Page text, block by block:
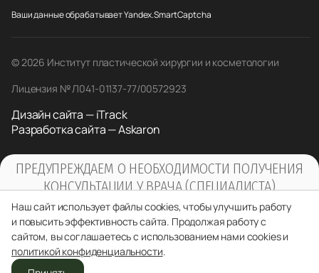
Ваши данные обрабатывает Yandex.SmartCaptcha
© 2026 Институт пластической хирургии и косметологии
Лицензия № Л041-01137-77/00572923
Дизайн сайта — iTrack
Разработка сайта — Askaron
ПРЕДУПРЕЖДАЕМ О НЕОБХОДИМОСТИ ПОЛУЧЕНИЯ
КОНСУЛЬТАЦИИ У ВРАЧА (СПЕЦИАЛИСТА)
ПО ОКАЗЫВАЕМЫМ УСЛУГАМ И
ПРОТИВОПОКАЗАНИЯМ
Наш сайт использует файлы cookies, чтобы улучшить работу
и повысить эффективность сайта. Продолжая работу с
сайтом, вы соглашаетесь с использованием нами cookies и
политикой конфиденциальности.